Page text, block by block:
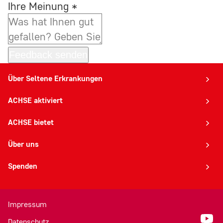
Ihre Meinung *
Über Seltene Erkrankungen
ACHSE aktiviert
ACHSE bietet
Über uns
Spenden
Impressum
Anbieter:
Rapidmail GmbH
Um das Newsletter-Anmeldeformular
anzuzeigen, laden wir Inhalte von unserem
IP-Adresse und die eingegebenen Daten (E-
Mail-Adresse) an Rapidmail GmbH,